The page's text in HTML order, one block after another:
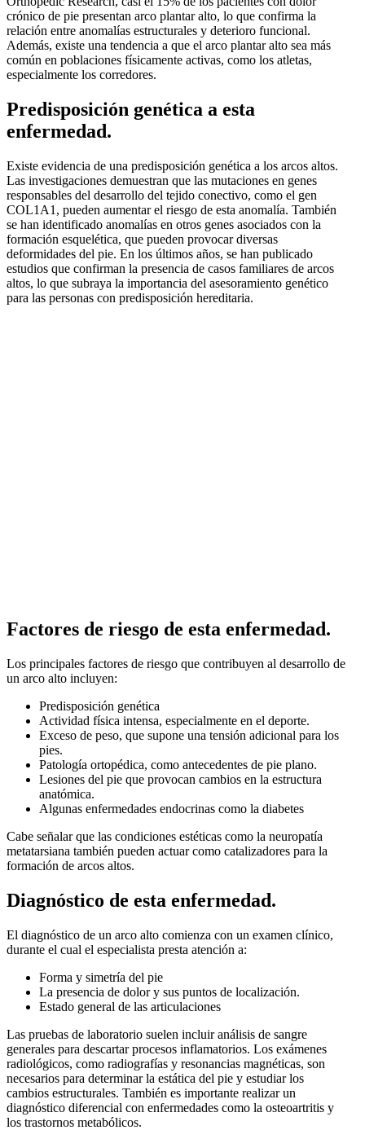
crónico de pie presentan arco plantar alto, lo que confirma la
relación entre anomalías estructurales y deterioro funcional.
Además, existe una tendencia a que el arco plantar alto sea más
común en poblaciones físicamente activas, como los atletas,
especialmente los corredores.
Predisposición genética a esta
enfermedad.
Existe evidencia de una predisposición genética a los arcos altos.
Las investigaciones demuestran que las mutaciones en genes
responsables del desarrollo del tejido conectivo, como el gen
COL1A1, pueden aumentar el riesgo de esta anomalía. También
se han identificado anomalías en otros genes asociados con la
formación esquelética, que pueden provocar diversas
deformidades del pie. En los últimos años, se han publicado
estudios que confirman la presencia de casos familiares de arcos
altos, lo que subraya la importancia del asesoramiento genético
para las personas con predisposición hereditaria.
Factores de riesgo de esta enfermedad.
Los principales factores de riesgo que contribuyen al desarrollo de
un arco alto incluyen:
Predisposición genética
Actividad física intensa, especialmente en el deporte.
Exceso de peso, que supone una tensión adicional para los
pies.
Patología ortopédica, como antecedentes de pie plano.
Lesiones del pie que provocan cambios en la estructura
anatómica.
Algunas enfermedades endocrinas como la diabetes
Cabe señalar que las condiciones estéticas como la neuropatía
metatarsiana también pueden actuar como catalizadores para la
formación de arcos altos.
Diagnóstico de esta enfermedad.
El diagnóstico de un arco alto comienza con un examen clínico,
durante el cual el especialista presta atención a:
Forma y simetría del pie
La presencia de dolor y sus puntos de localización.
Estado general de las articulaciones
Las pruebas de laboratorio suelen incluir análisis de sangre
generales para descartar procesos inflamatorios. Los exámenes
radiológicos, como radiografías y resonancias magnéticas, son
necesarios para determinar la estática del pie y estudiar los
cambios estructurales. También es importante realizar un
diagnóstico diferencial con enfermedades como la osteoartritis y
los trastornos metabólicos.